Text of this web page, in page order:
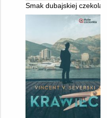
Smak dubajskiej czekolady